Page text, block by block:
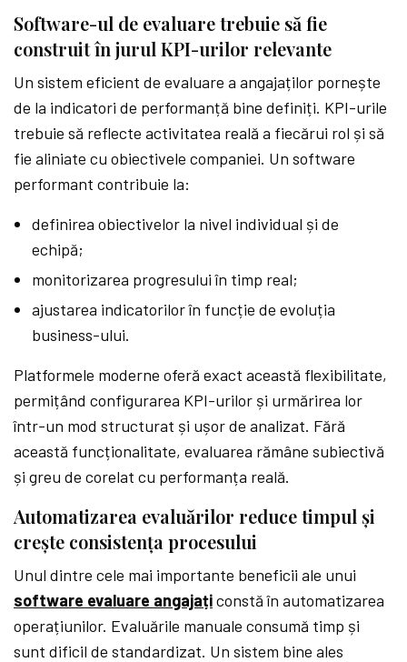
Software-ul de evaluare trebuie să fie
construit în jurul KPI-urilor relevante
Un sistem eficient de evaluare a angajaților pornește
de la indicatori de performanță bine definiți. KPI-urile
trebuie să reflecte activitatea reală a fiecărui rol și să
fie aliniate cu obiectivele companiei. Un software
performant contribuie la:
definirea obiectivelor la nivel individual și de
echipă;
monitorizarea progresului în timp real;
ajustarea indicatorilor în funcție de evoluția
business-ului.
Platformele moderne oferă exact această flexibilitate,
permițând configurarea KPI-urilor și urmărirea lor
într-un mod structurat și ușor de analizat. Fără
această funcționalitate, evaluarea rămâne subiectivă
și greu de corelat cu performanța reală.
Automatizarea evaluărilor reduce timpul și
crește consistența procesului
Unul dintre cele mai importante beneficii ale unui
software evaluare angajațiconstă în automatizarea
operațiunilor. Evaluările manuale consumă timp și
sunt dificil de standardizat. Un sistem bine ales